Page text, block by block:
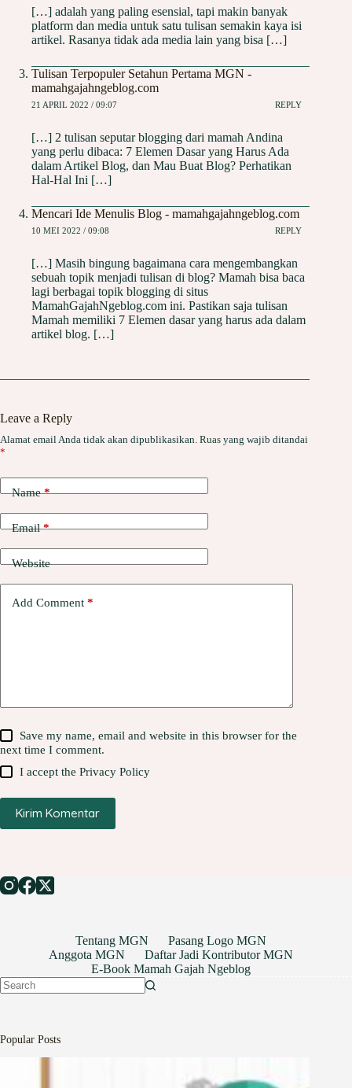
[…] adalah yang paling esensial, tapi makin banyak
platform dan media untuk satu tulisan semakin kaya isi
artikel. Rasanya tidak ada media lain yang bisa […]
Tulisan Terpopuler Setahun Pertama MGN -
mamahgajahngeblog.com
21 APRIL 2022 / 09:07 REPLY
[…] 2 tulisan seputar blogging dari mamah Andina
yang perlu dibaca: 7 Elemen Dasar yang Harus Ada
dalam Artikel Blog, dan Mau Buat Blog? Perhatikan
Hal-Hal Ini […]
Mencari Ide Menulis Blog - mamahgajahngeblog.com
10 MEI 2022 / 09:08 REPLY
[…] Masih bingung bagaimana cara mengembangkan
sebuah topik menjadi tulisan di blog? Mamah bisa baca
lagi berbagai topik blogging di situs
MamahGajahNgeblog.com ini. Pastikan saja tulisan
Mamah memiliki 7 Elemen dasar yang harus ada dalam
artikel blog. […]
Leave a Reply
Alamat email Anda tidak akan dipublikasikan. Ruas yang wajib ditandai
*
Name*
Email*
Website
Add Comment *
Save my name, email and website in this browser for the
next time I comment.
I accept thePrivacy Policy
Kirim Komentar
Tentang MGN
Pasang Logo MGN
Anggota MGN
Daftar Jadi Kontributor MGN
E-Book Mamah Gajah Ngeblog
Popular Posts